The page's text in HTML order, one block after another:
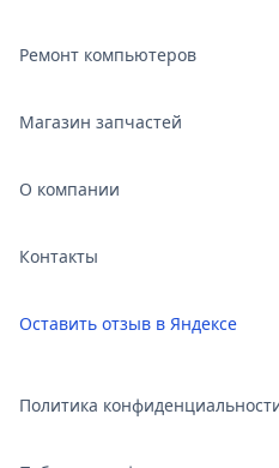
Ремонт компьютеров
Магазин запчастей
О компании
Контакты
Оставить отзыв в Яндексе
Политика